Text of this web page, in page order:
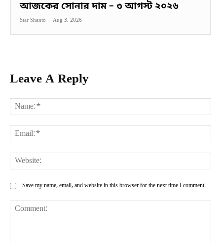
আজকের সোনার দাম – ৩ আগস্ট ২০২৬
Star Shanto - Aug 3, 2026
Leave A Reply
Save my name, email, and website in this browser for the next time I comment.